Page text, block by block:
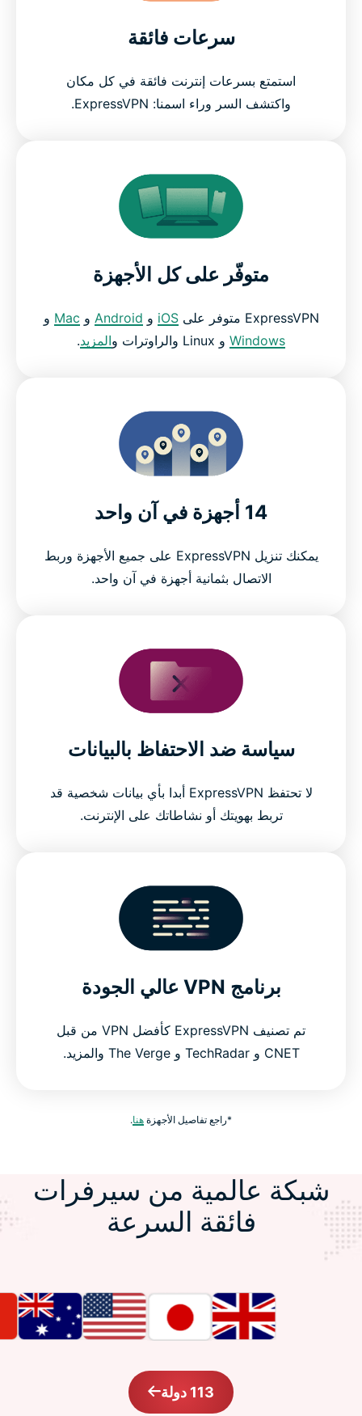
سرعات فائقة
استمتع بسرعات إنترنت فائقة في كل مكان
واكتشف السر وراء اسمنا: ExpressVPN.
متوفّر على كل الأجهزة
ExpressVPN متوفر على iOS و Android و Mac و
Windows و Linux والراوترات و المزيد.
14 أجهزة في آن واحد
يمكنك تنزيل ExpressVPN على جميع الأجهزة وربط
الاتصال بثمانية أجهزة في آن واحد.
سياسة ضد الاحتفاظ بالبيانات
لا تحتفظ ExpressVPN أبدا بأي بيانات شخصية قد
تربط بهويتك أو نشاطاتك على الإنترنت.
برنامج VPN عالي الجودة
تم تصنيف ExpressVPN كأفضل VPN من قبل
CNET و TechRadar و The Verge والمزيد.
*راجع تفاصيل الأجهزة هنا.
شبكة عالمية من سيرفرات
فائقة السرعة
113 دولة